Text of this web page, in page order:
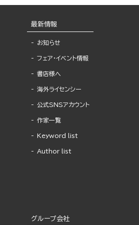
最新情報
お知らせ
フェア・イベント情報
書店様へ
海外ライセンシー
公式SNSアカウント
作家一覧
Keyword list
Author list
グループ会社